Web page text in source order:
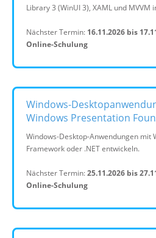
Library 3 (WinUI 3), XAML und MVVM
Nächster Termin: 16.11.2026 bis
Online-Schulung
Windows-
Windows Presentation
Windows-Desktop-Anwendungen mit
Framework oder .NET entwickeln.
Nächster Termin:25.11.2026 bis
Online-Schulung